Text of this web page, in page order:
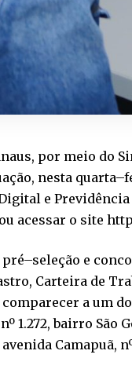
por meio do
nesta
e
acessar o site
e
Carteira de
a um
1.272, bairro
Camapuã,